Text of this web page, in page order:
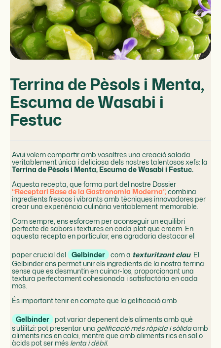
Terrina de Pèsols i Menta,
Escuma de Wasabi i
Festuc
Avui volem compartir amb vosaltres una creació salada
veritablement única i deliciosa dels nostres talentosos xefs: la
Terrina de Pèsols i Menta, Escuma de Wasabi i Festuc.
Aquesta recepta, que forma part del nostre Dossier
“Receptari Base de la Gastronomia Moderna”,combina
ingredients frescos i vibrants amb tècniques innovadores per
crear una experiència culinària veritablement memorable.
Com sempre, ens esforcem per aconseguir un equilibri
perfecte de sabors i textures en cada plat que creem. En
aquesta recepta en particular, ens agradaria destacar el
paper crucial del Gelbinder com a texturitzant clau. El
Gelbinder ens permet unir els ingredients de la nostra terrina
sense que es desmuntin en cuinar-los, proporcionant una
textura perfectament cohesionada i satisfactòria en cada
mos.
És important tenir en compte que la gelificació amb
Gelbinder
pot variar depenent dels aliments amb què
s’utilitzi: pot presentar una gelificació més ràpida i sòlidaamb
aliments rics en calci, mentre que amb aliments rics en sal o
àcids pot ser més lenta i dèbil.